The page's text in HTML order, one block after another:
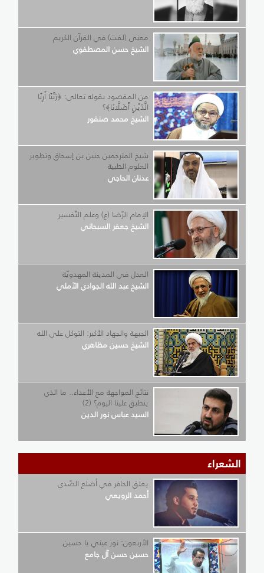
معنى (لفت) في القرآن الكريم
الشيخ حسن المصطفوي
من المقصود بقوله تعالى: ﴿رَبَّنَا أَرِنَا
الَّذَيْنِ أَضَلَّانَا﴾؟
الشيخ محمد صنقور
شيخ المترجمين حنين بن إسحاق وتطوير
العلوم الطبية
عدنان الحاجي
الإمام الرّضا (ع) وعلم التّفسير
الشيخ جعفر السبحاني
العدل في المدينة المهدويّة
الشيخ عبد الله الجوادي الآملي
الجبهة والجهاد الأكبر: التوكل على الله
الشيخ حسين مظاهري
نتائج المواجهة مع الأعداء.. ما الذي
ينطبق علينا اليوم؟ (2)
السيد عباس نور الدين
الشعراء
يعلق الحافر في أضلع الصّدى
أحمد الرويعي
الأربعون: نور عيني يا حسين
حسين حسن آل جامع